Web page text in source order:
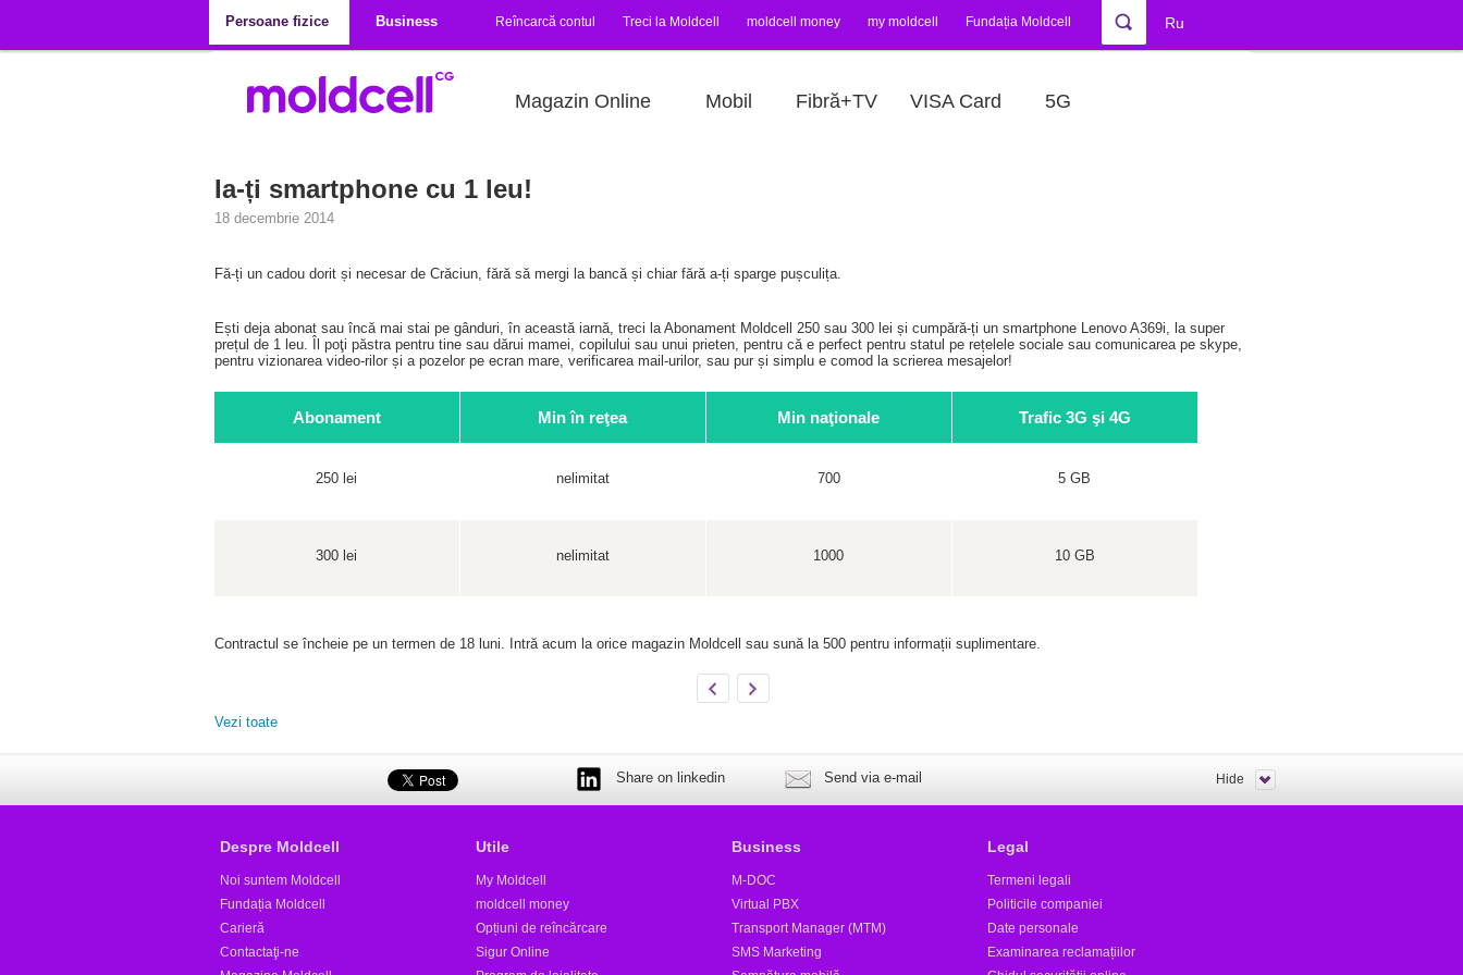
Persoane fizice
Business Reîncarcă contul Treci la Moldcell moldcell money my moldcell Fundația Moldcell Ru
Magazin Online Mobil Fibră+TV VISA Card 5G
Ia-ți smartphone cu 1 leu!
18 decembrie 2014
Fă-ți un cadou dorit și necesar de Crăciun, fără să mergi la bancă și chiar fără a-ți sparge pușculița.
Ești deja abonat sau încă mai stai pe gânduri, în această iarnă, treci la Abonament Moldcell 250 sau 300 lei și cumpără-ți un smartphone Lenovo A369i, la super
prețul de 1 leu. Îl poţi păstra pentru tine sau dărui mamei, copilului sau unui prieten, pentru că e perfect pentru statul pe rețelele sociale sau comunicarea pe skype,
pentru vizionarea video-rilor și a pozelor pe ecran mare, verificarea mail-urilor, sau pur și simplu e comod la scrierea mesajelor!
Abonament Min în reţea Min naţionale Trafic 3G şi 4G
250 lei nelimitat 700 5 GB
300 lei nelimitat 1000 10 GB
Contractul se încheie pe un termen de 18 luni. Intră acum la orice magazin Moldcell sau sună la 500 pentru informații suplimentare.
Vezi toate
Share on linkedin Send via e-mail Hide
Despre Moldcell
Noi suntem Moldcell
Fundația Moldcell
Carieră
Contactaţi-ne
Utile
My Moldcell
moldcell money
Opțiuni de reîncărcare
Sigur Online
Business
M-DOC
Virtual PBX
Transport Manager (MTM)
SMS Marketing
Legal
Termeni legali
Politicile companiei
Date personale
Examinarea reclamațiilor